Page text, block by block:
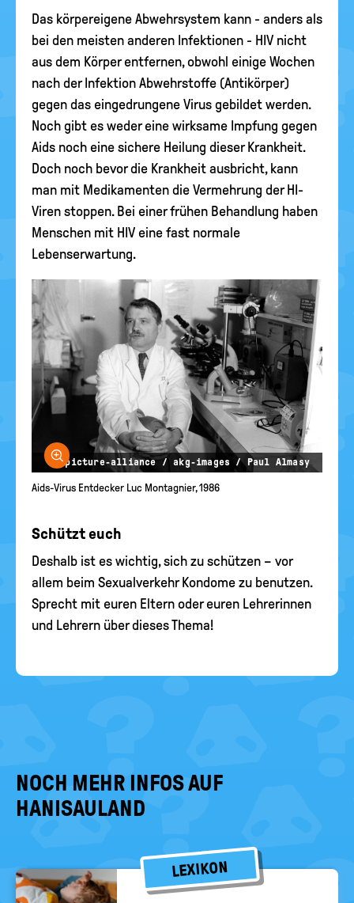
Das körpereigene Abwehrsystem kann - anders als
bei den meisten anderen Infektionen - HIV nicht
aus dem Körper entfernen, obwohl einige Wochen
nach der Infektion Abwehrstoffe (Antikörper)
gegen das eingedrungene Virus gebildet werden.
Noch gibt es weder eine wirksame Impfung gegen
Aids noch eine sichere Heilung dieser Krankheit.
Doch noch bevor die Krankheit ausbricht, kann
man mit Medikamenten die Vermehrung der HI-
Viren stoppen. Bei einer frühen Behandlung haben
Menschen mit HIV eine fast normale
Lebenserwartung.
Bild vergrößern
© picture-alliance / akg-images / Paul Almasy
Aids-Virus Entdecker Luc Montagnier, 1986
Schützt euch
Deshalb ist es wichtig, sich zu schützen – vor
allem beim Sexualverkehr Kondome zu benutzen.
Sprecht mit euren Eltern oder euren Lehrerinnen
und Lehrern über dieses Thema!
NOCH MEHR INFOS AUF
HANISAULAND
LEXIKON